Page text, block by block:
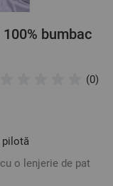
bumbac
(0)
pilotă
o lenjerie de pat